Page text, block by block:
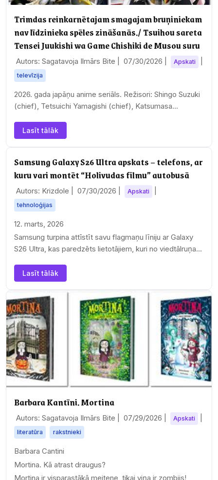
Trimdas reinkarnētajam smagajam bruņiniekam
nav līdzinieka spēles zināšanās./ Tsuihou sareta
Tensei Juukishi wa Game Chishiki de Musou suru
Autors: Sagatavoja Ilmārs Bite | 07/30/2026 Apskati
televīzija
2026. gada japāņu anime seriāls. Režisori: Shingo Suzuki
(chief), Tetsuichi Yamagishi (chief), Katsumasa
Lasīt tālāk
Samsung Galaxy S26 Ultra apskats – telefons, ar
kuru vari montēt “Holivudas filmu” autobusā
Autors: Krizdole | 07/30/2026 Apskati
tehnoloģijas
12. marts, 2026
Samsung turpina attīstīt savu flagmaņu līniju ar Galaxy
S26 Ultra, kas paredzēts lietotājiem, kuri no viedtālruņa
Lasīt tālāk
Barbara Kantīni. Mortina
Autors: Sagatavoja Ilmārs Bite | 07/29/2026 Apskati
literatūra rakstnieki
Barbara Cantini
Mortina. Kā atrast draugus?
Mortina ir visparastākā meitene, tikai viņa ir zombijs!